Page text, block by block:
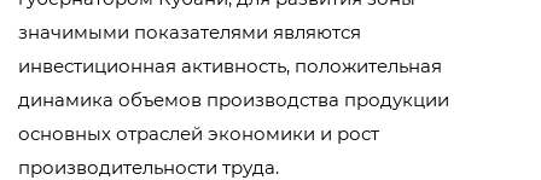
значимыми показателями являются
инвестиционная активность, положительная
динамика объемов производства продукции
основных отраслей экономики и рост
производительности труда.